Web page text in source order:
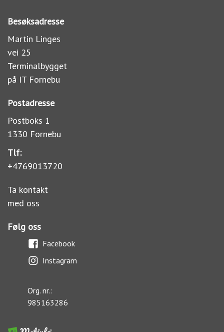
Besøksadresse
Martin Linges
vei 25
Terminalbygget
på IT Fornebu
Postadresse
Postboks 1
1330 Fornebu
Tlf:
+4769013720
Ta kontakt
med oss
Følg oss
Facebook
Instagram
Org. nr.:
985163286